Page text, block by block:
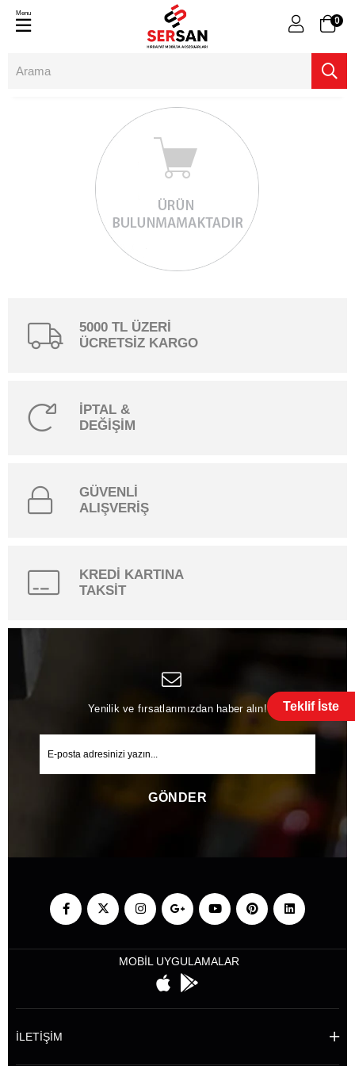
Teklif İste
0
Menu
5000 TL ÜZERİ
ÜCRETSİZ KARGO
İPTAL &
DEĞİŞİM
GÜVENLİ
ALIŞVERİŞ
KREDİ KARTINA
TAKSİT
Yenilik ve fırsatlarımızdan haber alın!
GÖNDER
MOBİL UYGULAMALAR
İLETİŞİM